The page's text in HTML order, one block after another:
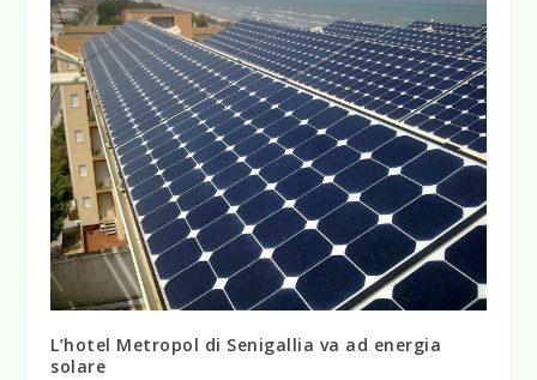
L’hotel Metropol di Senigallia va ad energia
solare